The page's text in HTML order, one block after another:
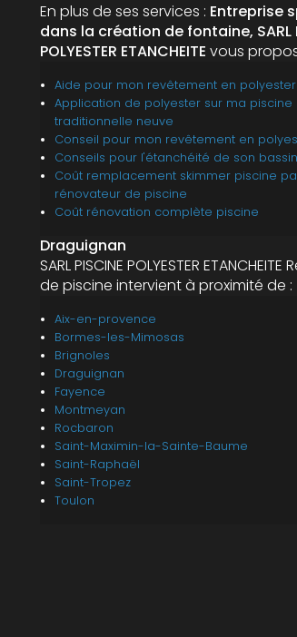
En plus de ses services : Entreprise
dans la création de fontaine, SARL
POLYESTER ETANCHEITE vous
Aide pour mon revêtement en
Application de polyester sur ma piscine
traditionnelle neuve
Conseil pour mon revêtement en
Conseils pour l'étanchéité de son bassin
Coût remplacement skimmer piscine
rénovateur de piscine
Coût rénovation complète piscine
Draguignan
SARL PISCINE POLYESTER
de piscine intervient à proximité de :
Aix-en-provence
Bormes-les-Mimosas
Brignoles
Draguignan
Fayence
Montmeyan
Rocbaron
Saint-Maximin-la-Sainte-Baume
Saint-Raphaël
Saint-Tropez
Toulon